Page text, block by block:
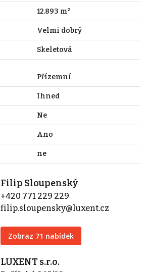
12.893 m²
Velmi dobrý
Skeletová
Přízemní
Ihned
Ne
Ano
ne
Filip Sloupenský
+420 771 229 229
filip.sloupensky@luxent.cz
Zobraz 71 nabídek
LUXENT s.r.o.